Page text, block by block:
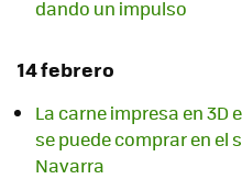
dando un impulso
14 febrero
La carne impresa en 3D
se puede comprar en el
Navarra